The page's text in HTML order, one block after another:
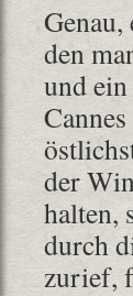
den
und
der
halten,
durch
zurief,